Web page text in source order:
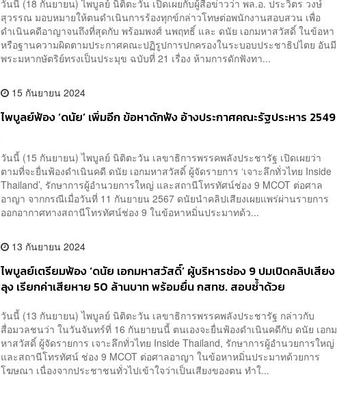
วันนี้ (18 กันยายน) ไพบูลย์ นิติตะวัน เปิดเผยกับผู้สื่อข่าวว่า พล.อ. ประวิตร วงษ์
สุวรรณ มอบหมายให้ตนดำเนินการร้องทุกข์กล่าวโทษต่อพนักงานสอบสวน เพื่อ
ดำเนินคดีอาญาจนถึงที่สุดกับ พร้อมพงศ์ นพฤทธิ์ และ ดนัย เอกมหาสวัสดิ์ ในข้อหา
หรือฐานความผิดตามประกาศคณะปฏิรูปการปกครองในระบอบประชาธิปไตย อันมี
พระมหากษัตริย์ทรงเป็นประมุข ฉบับที่ 21 เรื่อง ห้ามการดักฟังทา...
15 กันยายน 2024
ไพบูลย์ฟ้อง ‘ดนัย’ เพิ่มอีก ข้อหาดักฟัง อ้างประกาศคณะรัฐประหาร 2549
วันนี้ (15 กันยายน) ไพบูลย์ นิติตะวัน เลขาธิการพรรคพลังประชารัฐ เปิดเผยว่า
ตามที่จะยื่นฟ้องดำเนินคดี ดนัย เอกมหาสวัสดิ์ ผู้จัดรายการ ‘เจาะลึกทั่วไทย Inside
Thailand’, รักษาการผู้อำนวยการใหญ่ และสถานีโทรทัศน์ช่อง 9 MCOT ต่อศาล
อาญา จากกรณีเมื่อวันที่ 11 กันยายน 2567 ดนัยนำคลิปเสียงเผยแพร่ผ่านรายการ
ออกอากาศทางสถานีโทรทัศน์ช่อง 9 ในข้อหาหมิ่นประมาทด้ว...
13 กันยายน 2024
ไพบูลย์เตรียมฟ้อง ‘ดนัย เอกมหาสวัสดิ์’ ผู้บริหารช่อง 9 ปมเปิดคลิปเสียง
ลุง เรียกค่าเสียหาย 50 ล้านบาท พร้อมยื่น กสทช. สอบซ้ำด้วย
วันนี้ (13 กันยายน) ไพบูลย์ นิติตะวัน เลขาธิการพรรคพลังประชารัฐ กล่าวกับ
สื่อมวลชนว่า ในวันจันทร์ที่ 16 กันยายนนี้ ตนเองจะยื่นฟ้องดำเนินคดีกับ ดนัย เอกม
หาสวัสดิ์ ผู้จัดรายการ เจาะลึกทั่วไทย Inside Thailand, รักษาการผู้อำนวยการใหญ่
และสถานีโทรทัศน์ ช่อง 9 MCOT ต่อศาลอาญา ในข้อหาหมิ่นประมาทด้วยการ
โฆษณา เนื่องจากประชาชนทั่วไปเข้าใจว่าเป็นเสียงของตน ทำใ...